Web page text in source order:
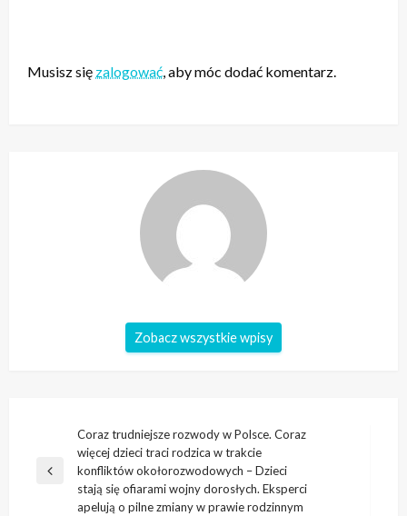
Musisz się zalogować , aby móc dodać komentarz.
Zobacz wszystkie wpisy
Nawigacja
wpisu
Poprzedni
Coraz trudniejsze rozwody w Polsce. Coraz
więcej dzieci traci rodzica w trakcie
konfliktów okołorozwodowych – Dzieci
stają się ofiarami wojny dorosłych. Eksperci
apelują o pilne zmiany w prawie rodzinnym